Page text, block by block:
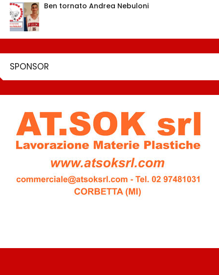
Ben tornato Andrea Nebuloni
SPONSOR